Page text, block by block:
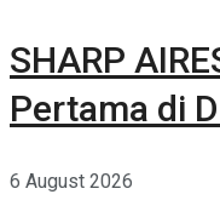
SHARP
Pertama di
6 August 2026